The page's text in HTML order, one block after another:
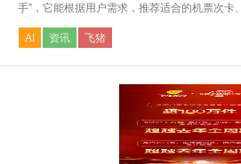
手”，它能根据用户需求，推荐适合的机票次卡
AI 资讯 飞猪